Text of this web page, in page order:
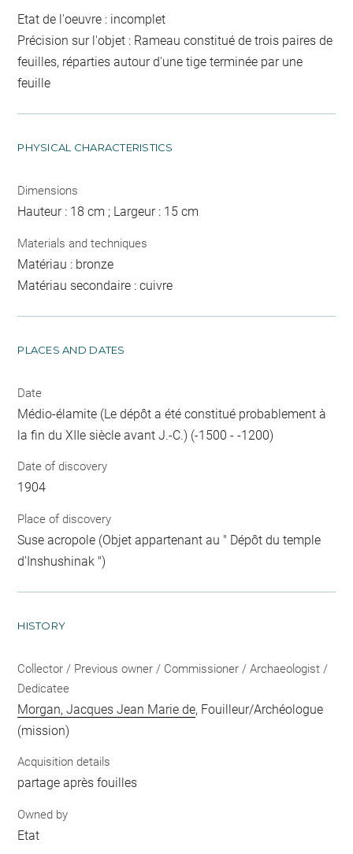
Etat de l'oeuvre : incomplet
Précision sur l'objet : Rameau constitué de trois paires de
feuilles, réparties autour d'une tige terminée par une
feuille
PHYSICAL CHARACTERISTICS
Dimensions
Hauteur : 18 cm ; Largeur : 15 cm
Materials and techniques
Matériau : bronze
Matériau secondaire : cuivre
PLACES AND DATES
Date
Médio-élamite (Le dépôt a été constitué probablement à
la fin du XIIe siècle avant J.-C.) (-1500 - -1200)
Date of discovery
1904
Place of discovery
Suse acropole (Objet appartenant au " Dépôt du temple
d'Inshushinak ")
HISTORY
Collector / Previous owner / Commissioner / Archaeologist /
Dedicatee
Morgan, Jacques Jean Marie de, Fouilleur/Archéologue
(mission)
Acquisition details
partage après fouilles
Owned by
Etat